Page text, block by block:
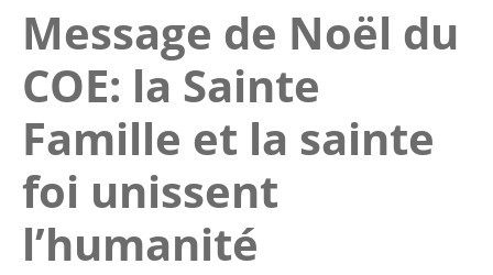
Message de Noël du
COE: la Sainte
Famille et la sainte
foi unissent
l’humanité